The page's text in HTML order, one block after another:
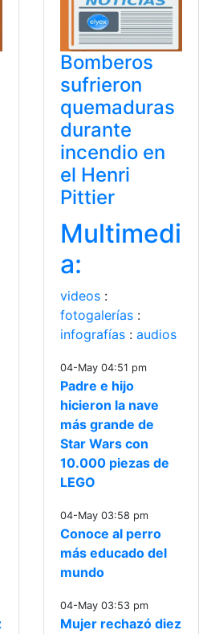
Bomberos
sufrieron
quemaduras
durante
incendio en
el Henri
Pittier
Multimedi
a:
videos :
fotogalerías :
infografías : audios
04-May 04:51 pm
Padre e hijo
hicieron la nave
más grande de
Star Wars con
10.000 piezas de
LEGO
04-May 03:58 pm
Conoce al perro
más educado del
mundo
04-May 03:53 pm
Mujer rechazó diez